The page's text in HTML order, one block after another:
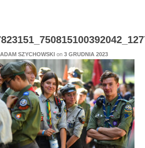
ADAM SZYCHOWSKI on 3 GRUDNIA 2023